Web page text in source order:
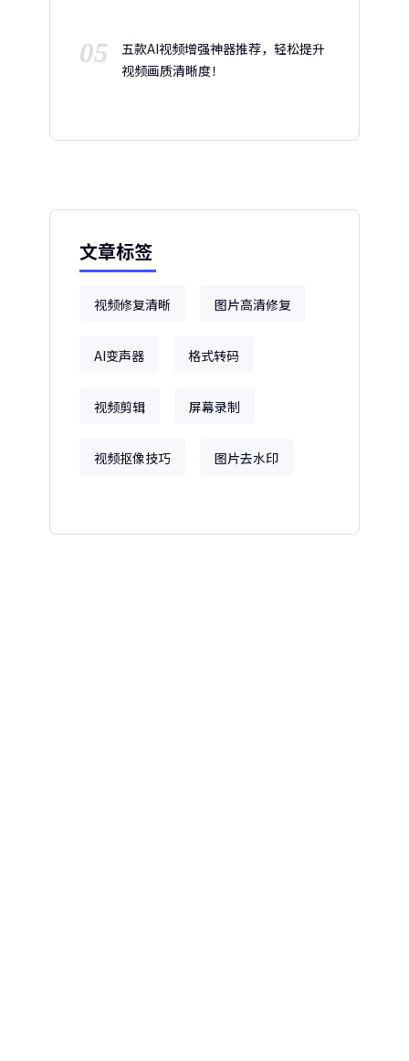
05
五款AI视频增强神器推荐，轻松提升
视频画质清晰度！
文章标签
视频修复清晰 图片高清修复
AI变声器 格式转码
视频剪辑 屏幕录制
视频抠像技巧 图片去水印